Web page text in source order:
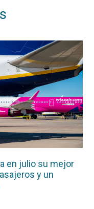
en julio su mejor
y un